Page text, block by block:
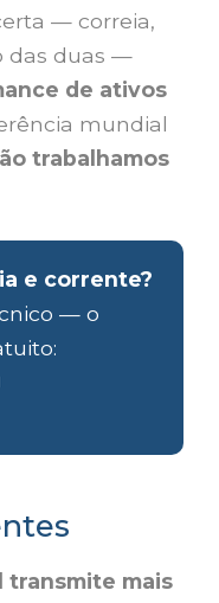
— correia,
das duas —
de ativos
mundial
trabalhamos
e corrente?
— o
transmite mais